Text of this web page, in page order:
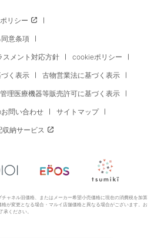
リシー
意条項
スメント対応方針 cookieポリシー
く表示 古物営業法に基づく表示
理医療機器等販売許可に基づく表示
問い合わせ サイトマップ
収納サービス
ャネル旧価格、またはメーカー希望小売価格に現在の消費税を加算
が変更となる場合・マルイ店舗価格と異なる場合がございます。お
ください。